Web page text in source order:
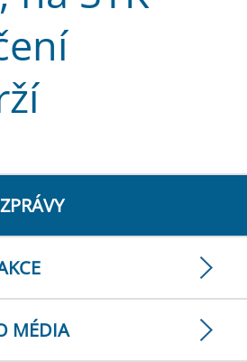
MÉDIA